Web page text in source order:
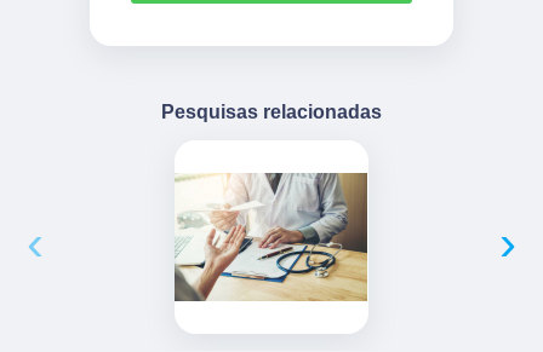
Pesquisas relacionadas
‹ ›